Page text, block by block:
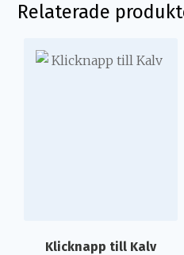
Relaterade
Klicknapp till Kalv